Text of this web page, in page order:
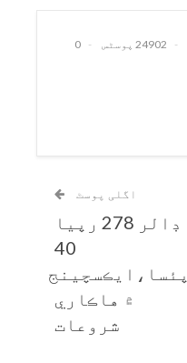
24902 پوسٹس
0
اگلی پوسٹ
ڊالر 278 رپيا
40
پئسا،ايڪسچينج
۾ هاڪاري
شروعات